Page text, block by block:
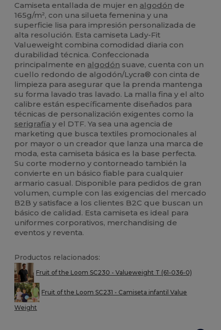
Camiseta entallada de mujer en algodón de
165g/m², con una silueta femenina y una
superficie lisa para impresión personalizada de
alta resolución. Esta camiseta Lady-Fit
Valueweight combina comodidad diaria con
durabilidad técnica. Confeccionada
principalmente en algodón suave, cuenta con un
cuello redondo de algodón/Lycra® con cinta de
limpieza para asegurar que la prenda mantenga
su forma lavado tras lavado. La malla fina y el alto
calibre están específicamente diseñados para
técnicas de personalización exigentes como la
serigrafía y el DTF. Ya sea una agencia de
marketing que busca textiles promocionales al
por mayor o un creador que lanza una marca de
moda, esta camiseta básica es la base perfecta.
Su corte moderno y contorneado también la
convierte en un básico fiable para cualquier
armario casual. Disponible para pedidos de gran
volumen, cumple con las exigencias del mercado
B2B y satisface a los clientes B2C que buscan un
básico de calidad. Esta camiseta es ideal para
uniformes corporativos, merchandising de
eventos y reventa.
Productos relacionados:
Fruit of the Loom SC230 - Valueweight T (61-036-0)
Fruit of the Loom SC231 - Camiseta infantil Value
Weight